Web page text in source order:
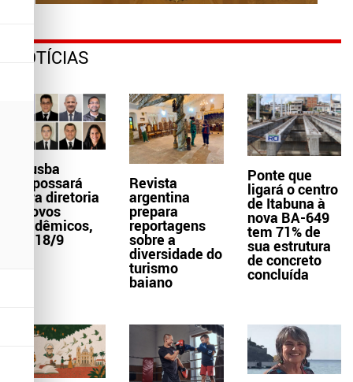
NOTÍCIAS
Aljusba
empossará
nova diretoria
e novos
acadêmicos,
dia 18/9
Revista
argentina
prepara
reportagens
sobre a
diversidade do
turismo
baiano
Ponte que
ligará o centro
de Itabuna à
nova BA-649
tem 71% de
sua estrutura
de concreto
concluída